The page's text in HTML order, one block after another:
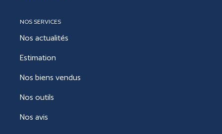
NOS SERVICES
Nos actualités
Estimation
Nos biens vendus
Nos outils
Nos avis